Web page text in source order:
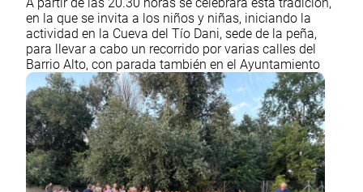
en la que se invita a los niños y niñas, iniciando la
actividad en la Cueva del Tío Dani, sede de la peña,
para llevar a cabo un recorrido por varias calles del
Barrio Alto, con parada también en el Ayuntamiento